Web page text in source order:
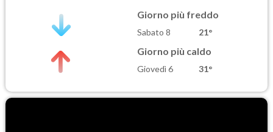
Giorno più freddo
Sabato 8 21°
Giorno più caldo
Giovedì 6 31°